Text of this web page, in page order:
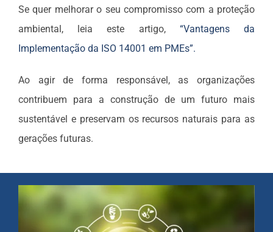
Se quer melhorar o seu compromisso com a proteção
ambiental, leia este artigo, “Vantagens da
Implementação da ISO 14001 em PMEs”.
Ao agir de forma responsável, as organizações
contribuem para a construção de um futuro mais
sustentável e preservam os recursos naturais para as
gerações futuras.